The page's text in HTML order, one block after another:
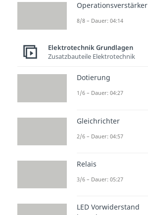
Operationsverstärker
8/8 – Dauer: 04:14
Elektrotechnik Grundlagen
Zusatzbauteile Elektrotechnik
Dotierung
1/6 – Dauer: 04:27
Gleichrichter
2/6 – Dauer: 04:57
Relais
3/6 – Dauer: 05:27
LED Vorwiderstand